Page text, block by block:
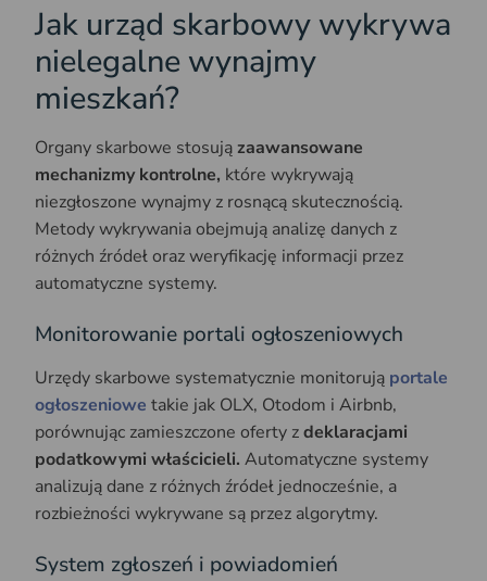
Jak urząd skarbowy wykrywa
nielegalne wynajmy
mieszkań?
Organy skarbowe stosujązaawansowane
mechanizmy kontrolne, które wykrywają
niezgłoszone wynajmy z rosnącą skutecznością.
Metody wykrywania obejmują analizę danych z
różnych źródeł oraz weryfikację informacji przez
automatyczne systemy.
Monitorowanie portali ogłoszeniowych
Urzędy skarbowe systematycznie monitorują portale
ogłoszeniowe takie jak OLX, Otodom i Airbnb,
porównując zamieszczone oferty zdeklaracjami
podatkowymi właścicieli. Automatyczne systemy
analizują dane z różnych źródeł jednocześnie, a
rozbieżności wykrywane są przez algorytmy.
System zgłoszeń i powiadomień